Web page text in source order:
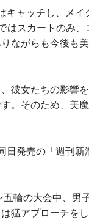
ャッチし、メイ
はスカートのみ、
ながらも今後も
彼女たちの影響
。そのため、美
発売の「週刊新
輪の大会中、男
猛アプローチを